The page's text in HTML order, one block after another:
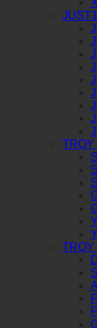
JUST1
TROY
TROY